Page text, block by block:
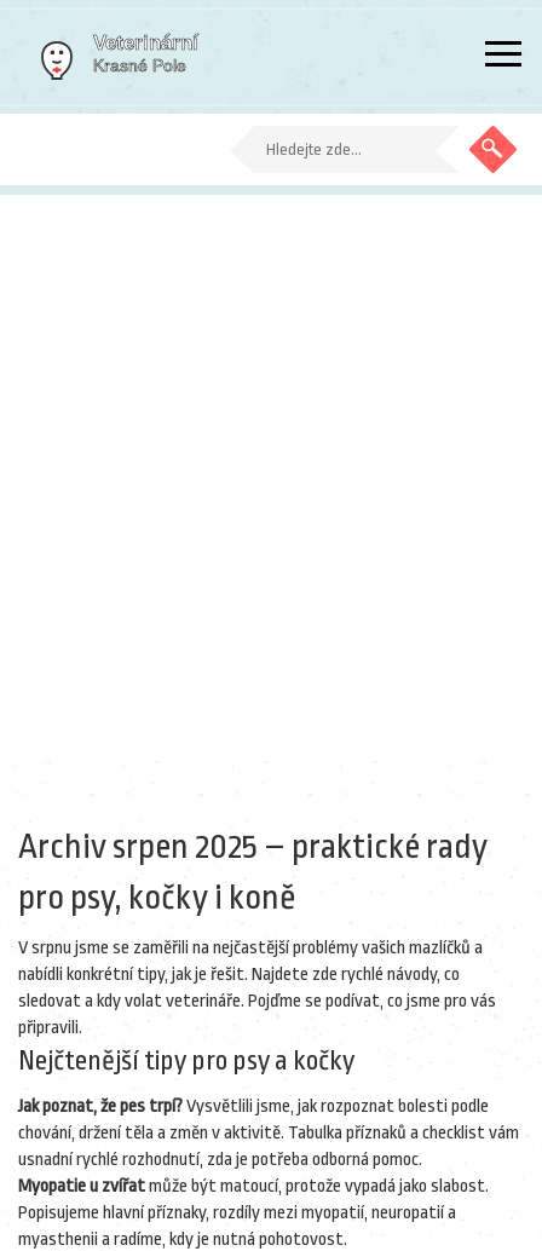
Archiv srpen 2025 – praktické rady
pro psy, kočky i koně
V srpnu jsme se zaměřili na nejčastější problémy vašich mazlíčků a
nabídli konkrétní tipy, jak je řešit. Najdete zde rychlé návody, co
sledovat a kdy volat veterináře. Pojďme se podívat, co jsme pro vás
připravili.
Nejčtenější tipy pro psy a kočky
Jak poznat, že pes trpí?Vysvětlili jsme, jak rozpoznat bolesti podle
chování, držení těla a změn v aktivitě. Tabulka příznaků a checklist vám
usnadní rychlé rozhodnutí, zda je potřeba odborná pomoc.
Myopatie u zvířatmůže být matoucí, protože vypadá jako slabost.
Popisujeme hlavní příznaky, rozdíly mezi myopatií, neuropatií a
myasthenii a radíme, kdy je nutná pohotovost.